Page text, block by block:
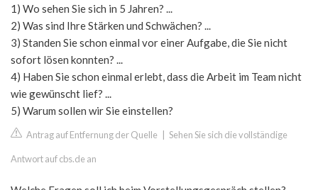
1) Wo sehen Sie sich in 5 Jahren? ...
2) Was sind Ihre Stärken und Schwächen? ...
3) Standen Sie schon einmal vor einer Aufgabe, die Sie nicht
sofort lösen konnten? ...
4) Haben Sie schon einmal erlebt, dass die Arbeit im Team nicht
wie gewünscht lief? ...
5) Warum sollen wir Sie einstellen?
Antrag auf Entfernung der Quelle Sehen Sie sich die vollständige
Antwort auf cbs.de an